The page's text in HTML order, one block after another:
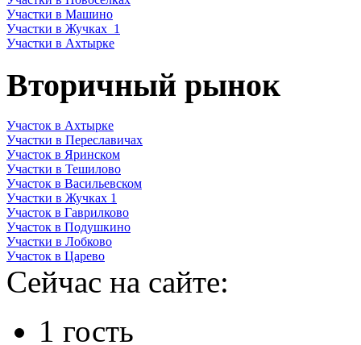
Участки в Машино
Участки в Жучках_1
Участки в Ахтырке
Вторичный рынок
Участок в Ахтырке
Участки в Переславичах
Участок в Яринском
Участки в Тешилово
Участок в Васильевском
Участки в Жучках 1
Участок в Гаврилково
Участок в Подушкино
Участки в Лобково
Участок в Царево
Сейчас на сайте:
1 гость